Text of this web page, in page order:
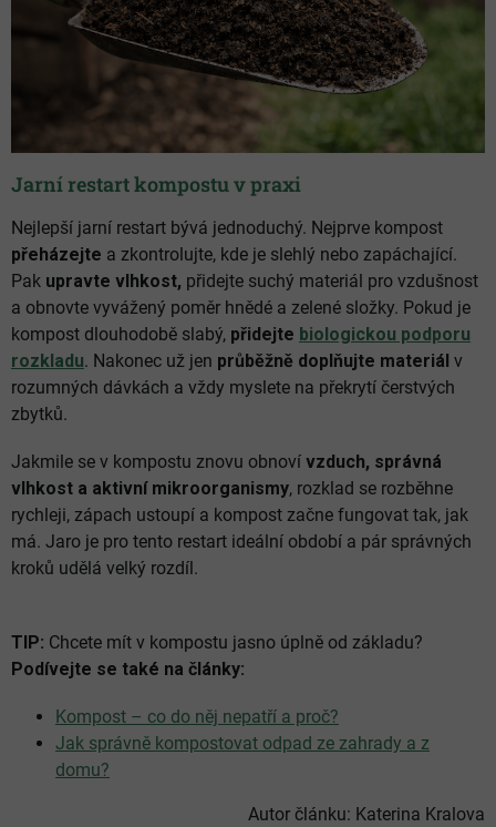
Jarní restart kompostu v praxi
Nejlepší jarní restart bývá jednoduchý. Nejprve kompost
přeházejte a zkontrolujte, kde je slehlý nebo zapáchající.
Pak upravte vlhkost, přidejte suchý materiál pro vzdušnost
a obnovte vyvážený poměr hnědé a zelené složky. Pokud je
kompost dlouhodobě slabý, přidejte biologickou podporu
rozkladu. Nakonec už jen průběžně doplňujte materiál v
rozumných dávkách a vždy myslete na překrytí čerstvých
zbytků.
Jakmile se v kompostu znovu obnoví vzduch, správná
vlhkost a aktivní mikroorganismy, rozklad se rozběhne
rychleji, zápach ustoupí a kompost začne fungovat tak, jak
má. Jaro je pro tento restart ideální období a pár správných
kroků udělá velký rozdíl.
TIP: Chcete mít v kompostu jasno úplně od základu?
Podívejte se také na články:
Kompost – co do něj nepatří a proč?
Jak správně kompostovat odpad ze zahrady a z
domu?
Autor článku: Katerina Kralova